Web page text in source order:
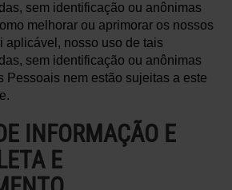
sem identificação ou anônimas
melhorar ou aprimorar os nossos
aplicável, nosso uso de tais
sem identificação ou anônimas
Pessoais nem estão sujeitas a este
INFORMAÇÃO E
E